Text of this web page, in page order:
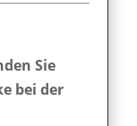
Sie
bei der